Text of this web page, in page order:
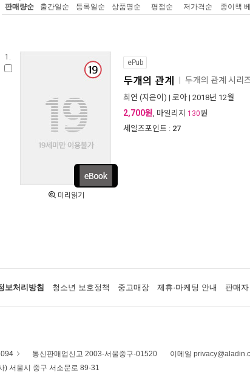
판매량순 출간일순 등록일순 상품명순 평점순 저가격순 종이책
1.
미리읽기
ePub
두개의 관계 두개의 관계 시리
최연 (지은이) | 로아 | 2018년 12월
2,700원, 마일리지 130원
세일즈포인트 : 27
보처리방침 청소년 보호정책 중고매장 제휴·마케팅 안내 판매
통신판매업신고 2003-서울중구-01520
이메일
) 서울시 중구 서소문로 89-31